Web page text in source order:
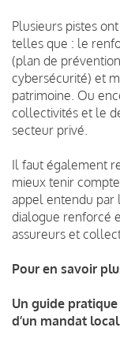
Plusieurs pistes
telles que : le
(plan de
cybersécurité) et
patrimoine. Ou
collectivités et le
secteur privé.
Il faut également
mieux tenir
appel entendu par
dialogue renforcé
assureurs et
Pour en savoir
Un guide
d’un mandat local